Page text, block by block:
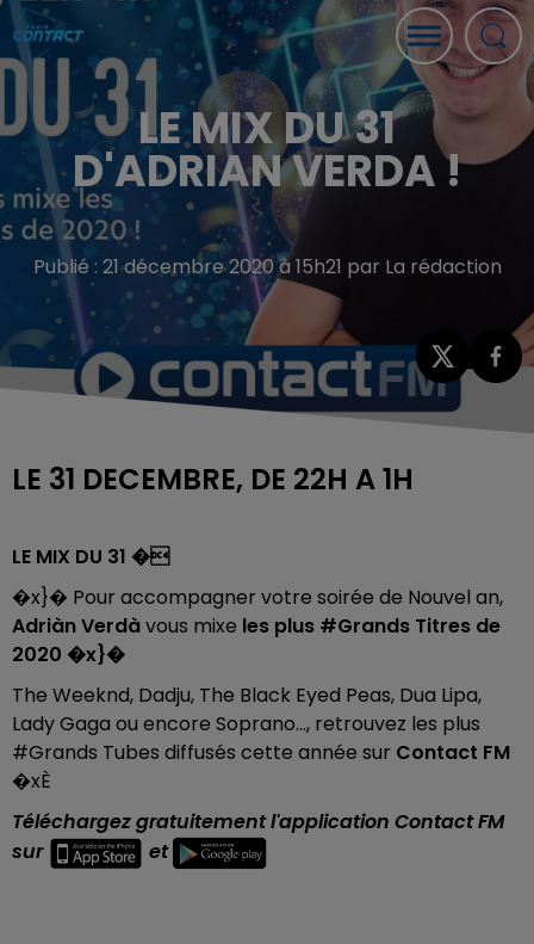
LE MIX DU 31
D'ADRIAN VERDA !
Publié : 21 décembre 2020 à 15h21 par La rédaction
LE 31 DECEMBRE, DE 22H A 1H
LE MIX DU 31 �️
�x}� Pour accompagner votre soirée de Nouvel an,
Adriàn Verdàvous mixe les plus #Grands Titres de
2020 �x}�
The Weeknd, Dadju, The Black Eyed Peas, Dua Lipa,
Lady Gaga ou encore Soprano..., retrouvez les plus
#Grands Tubes diffusés cette année sur Contact FM
�xÈ
Téléchargez gratuitement l'application Contact FM
sur
et